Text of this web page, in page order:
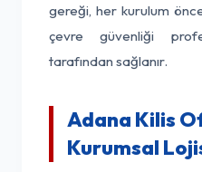
gereği, her kurulum
çevre güvenliği
tarafından sağlanır.
Adana Kilis
Kurumsal